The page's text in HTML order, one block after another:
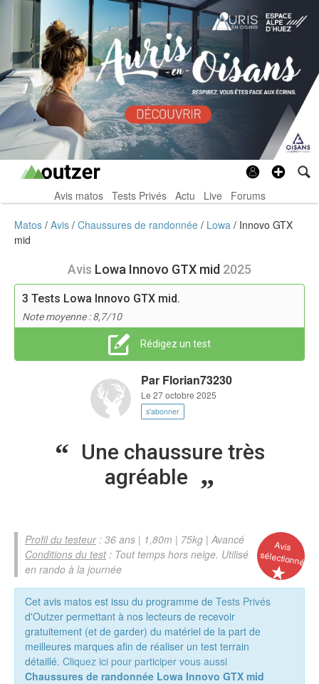
Avis matos Tests Privés Actu Live Forums
Matos Avis Chaussures de randonnée Lowa
Innovo GTX
mid
Avis Lowa Innovo GTX mid 2025
3 Tests Lowa Innovo GTX mid.
Note moyenne : 8,7/10
Rédigez un test
Par Florian73230
Le 27 octobre 2025
s'abonner
Une chaussure très
agréable
Avis
sélectionné
Profil du testeur: 36 ans | 1,80m | 75kg | Avancé
Conditions du test: Tout temps hors neige. Utilisé
en rando à la journée
Cet avis matos est issu du programme de Tests Privés
d'Outzer permettant à nos lecteurs de recevoir
gratuitement (et de garder) du matériel de la part de
meilleures marques afin de réaliser un test terrain
détaillé. Cliquez ici pour participer vous aussi
Chaussures de randonnée Lowa Innovo GTX mid